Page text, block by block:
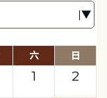
六 日
1
2